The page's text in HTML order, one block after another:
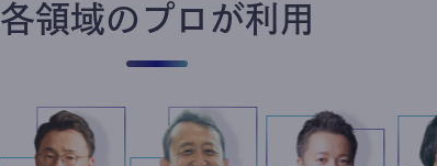
各領域のプロが利用